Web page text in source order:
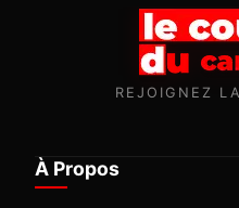
REJOIGNEZ
À Propos